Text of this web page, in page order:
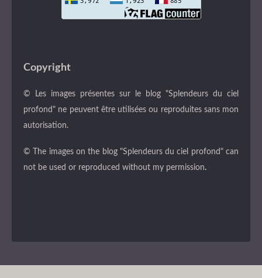
Copyright
© Les images présentes sur le blog "Splendeurs du ciel
profond" ne peuvent être utilisées ou reproduites sans mon
autorisation.
© The images on the blog "Splendeurs du ciel profond" can
not be used or reproduced without my permission.